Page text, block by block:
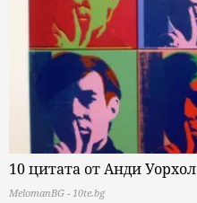
10 цитата от Анди Уорхол
MelomanBG - 10te.bg